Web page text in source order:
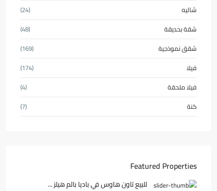
شاليه
(24)
شقة بحديقة
(48)
شقق نموذجية
(169)
فيلا
(174)
فيلا ملحقة
(4)
كنة
(7)
Featured Properties
للبيع تاون هاوس في باديا بالم هيلز ...